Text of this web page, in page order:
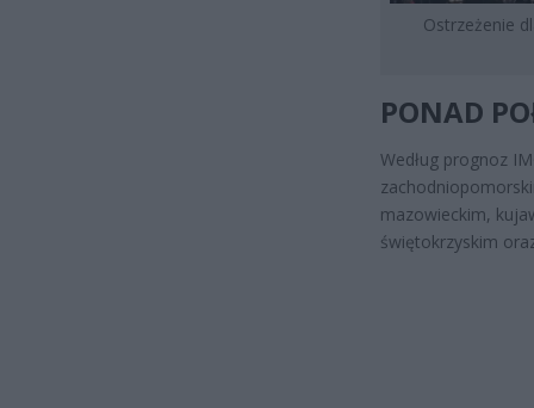
Ostrzeżenie
PONAD
Według prognoz
mazowieckim,
świętokrzyskim